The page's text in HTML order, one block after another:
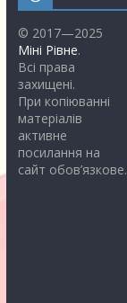
© 2017—2025
Міні Рівне.
Всі права
захищені.
При копіюванні
матеріалів
активне
посилання на
сайт обов’язкове.